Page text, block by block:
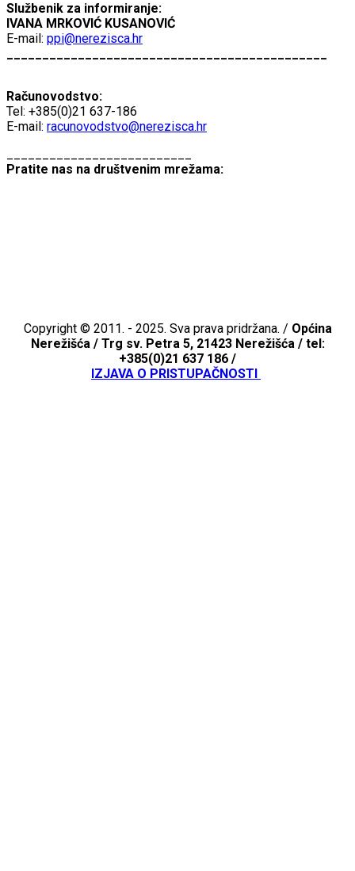
Službenik za informiranje:
IVANA MRKOVIĆ KUSANOVIĆ
E-mail: ppi@nerezisca.hr
Računovodstvo:
Tel: +385(0)21 637-186
E-mail: racunovodstvo@nerezisca.hr
Pratite nas na društvenim mrežama:
Copyright © 2011. - 2025. Sva prava pridržana. / Općina
Nerežišća /Trg sv. Petra 5, 21423 Nerežišća / tel:
+385(0)21 637 186 /
IZJAVA O PRISTUPAČNOSTI